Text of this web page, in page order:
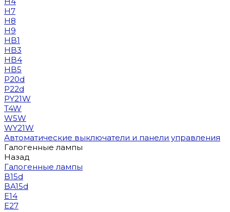
H7
H8
H9
HB1
HB3
HB4
HB5
P20d
P22d
PY21W
T4W
W5W
WY21W
Автоматические выключатели и панели управления
Галогенные лампы
Назад
Галогенные лампы
B15d
BA15d
E14
E27